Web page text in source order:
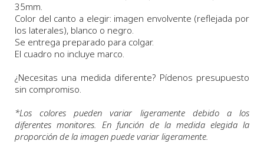
35mm.
Color del canto a elegir: imagen envolvente (reflejada por
los laterales), blanco o negro.
Se entrega preparado para colgar.
El cuadro no incluye marco.
¿Necesitas una medida diferente? Pídenos presupuesto
sin compromiso.
*Los colores pueden variar ligeramente debido a los
diferentes monitores. En función de la medida elegida la
proporción de la imagen puede variar ligeramente.